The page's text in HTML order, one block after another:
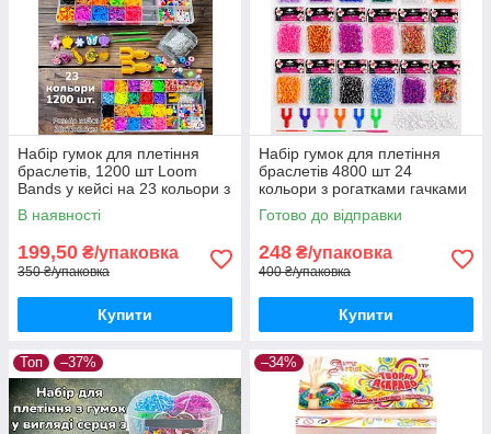
Набір гумок для плетіння
браслетів, 1200 шт Loom
Bands у кейсі на 23 кольори з
намистинами, підвісками та
рогатками
В наявності
199,50 ₴/упаковка
350 ₴/упаковка
Купити
Набір гумок для плетіння
браслетів 4800 шт 24
кольори з рогатками гачками
та застібками
Готово до відправки
248 ₴/упаковка
400 ₴/упаковка
Купити
Топ –37% –34%